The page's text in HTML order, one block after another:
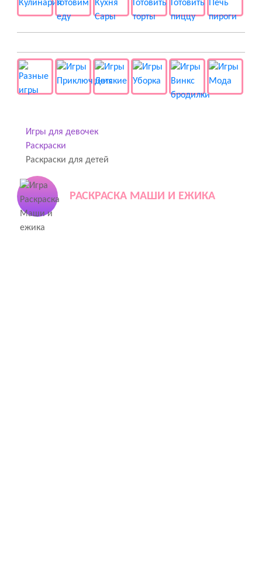
Игры для девочек
Раскраски
Раскраски для детей
РАСКРАСКА МАШИ И ЕЖИКА